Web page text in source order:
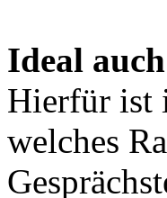
Ideal
Hierfür ist
welches